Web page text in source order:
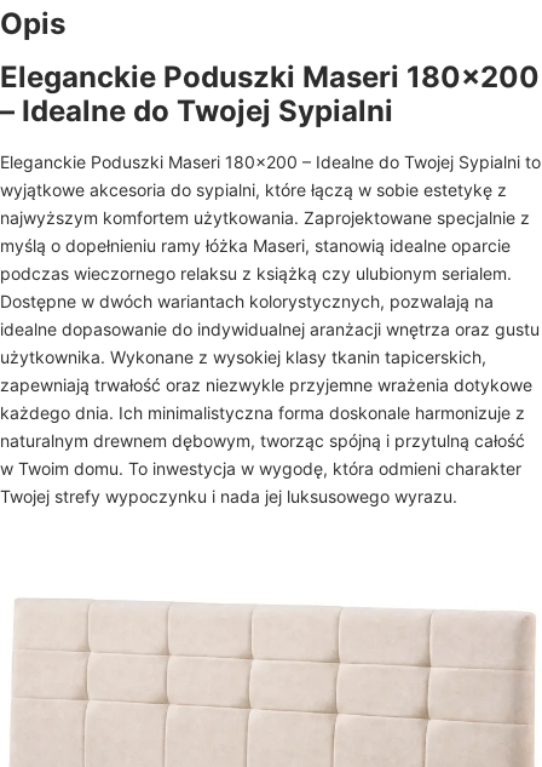
Opis
Eleganckie Poduszki Maseri 180×200
– Idealne do Twojej Sypialni
Eleganckie Poduszki Maseri 180×200 – Idealne do Twojej Sypialni to
wyjątkowe akcesoria do sypialni, które łączą w sobie estetykę z
najwyższym komfortem użytkowania. Zaprojektowane specjalnie z
myślą o dopełnieniu ramy łóżka Maseri, stanowią idealne oparcie
podczas wieczornego relaksu z książką czy ulubionym serialem.
Dostępne w dwóch wariantach kolorystycznych, pozwalają na
idealne dopasowanie do indywidualnej aranżacji wnętrza oraz gustu
użytkownika. Wykonane z wysokiej klasy tkanin tapicerskich,
zapewniają trwałość oraz niezwykle przyjemne wrażenia dotykowe
każdego dnia. Ich minimalistyczna forma doskonale harmonizuje z
naturalnym drewnem dębowym, tworząc spójną i przytulną całość
w Twoim domu. To inwestycja w wygodę, która odmieni charakter
Twojej strefy wypoczynku i nada jej luksusowego wyrazu.